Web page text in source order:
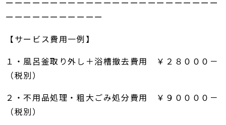
ーーーーーーーーーーーーーーーーーーーーーーーー
ーーーーーーーーーーー
【サービス費用一例】
１・風呂釜取り外し＋浴槽撤去費用 ￥２８０００－
（税別）
２・不用品処理・粗大ごみ処分費用 ￥９００００－
（税別）